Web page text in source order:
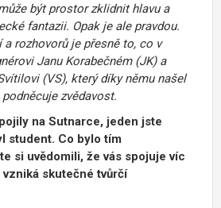
být prostor zklidnit hlavu a
fantazii. Opak je ale pravdou.
a rozhovorů je přesně to, co v
Janu Korabečném (JK) a
(VS), který díky němu našel
zvědavost.
na Sutnarce, jeden jste
student. Co bylo tím
si uvědomili, že vás spojuje víc
vzniká skutečné tvůrčí